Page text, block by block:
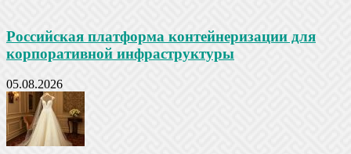
Российская платформа контейнеризации для
корпоративной инфраструктуры
05.08.2026